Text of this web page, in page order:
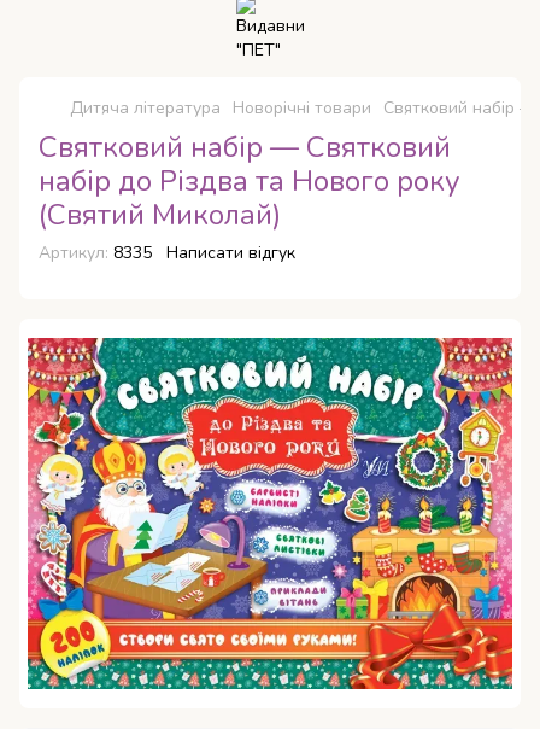
Дитяча література Новорічні товари Святковий набір
Святковий набір — Святковий
набір до Різдва та Нового року
(Святий Миколай)
Артикул: 8335 Написати відгук